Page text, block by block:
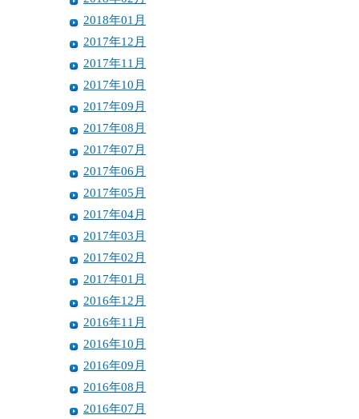
2018年01月
2017年12月
2017年11月
2017年10月
2017年09月
2017年08月
2017年07月
2017年06月
2017年05月
2017年04月
2017年03月
2017年02月
2017年01月
2016年12月
2016年11月
2016年10月
2016年09月
2016年08月
2016年07月